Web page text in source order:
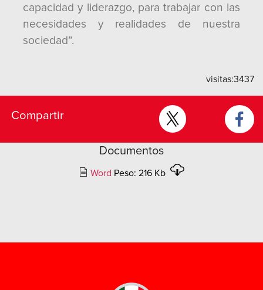
capacidad y liderazgo, para trabajar con las
necesidades y realidades de nuestra
sociedad”.
visitas:3437
Compartir
Documentos
Word Peso: 216 Kb